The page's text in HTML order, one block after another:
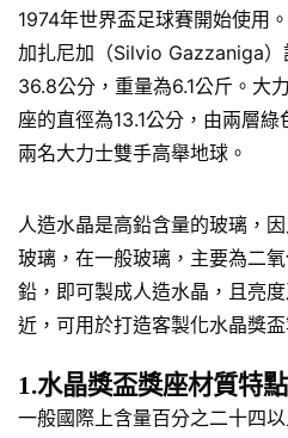
1974年世界盃足球賽開始使用
加扎尼加（Silvio Gazzaniga）
36.8公分，重量為6.1公斤。大
座的直徑為13.1公分，由兩層
兩名大力士雙手高舉地球。
人造水晶是高鉛含量的玻璃，
玻璃，在一般玻璃，主要為二
鉛，即可製成人造水晶，且亮
近，可用於打造客製化水晶獎盃
1.水晶獎盃獎座材質特點
一般國際上含量百分之二十四